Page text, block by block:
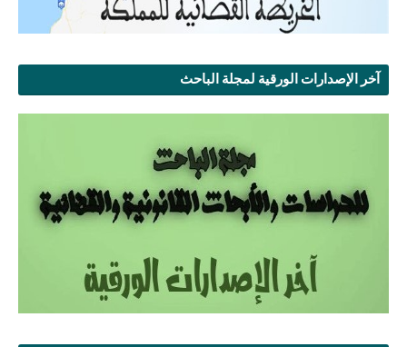
آخر الإصدارات الورقية لمجلة الباحث